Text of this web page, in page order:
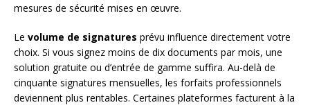
mesures de sécurité mises en œuvre.
Le volume de signatures prévu influence directement votre
choix. Si vous signez moins de dix documents par mois, une
solution gratuite ou d’entrée de gamme suffira. Au-delà de
cinquante signatures mensuelles, les forfaits professionnels
deviennent plus rentables. Certaines plateformes facturent à la